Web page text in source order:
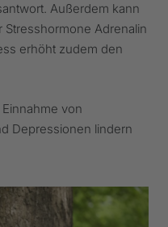
Außerdem kann
Adrenalin
erhöht zudem den
von
Depressionen lindern